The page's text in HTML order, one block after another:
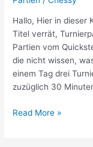
Hallo, Hier in dieser
Titel verrät,
Partien vom
die nicht wissen,
einem Tag drei
zuzüglich 30
Turnierpartien
Read More »